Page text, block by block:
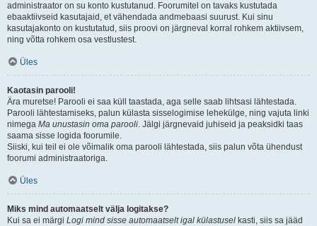
administraator on su konto kustutanud. Foorumitel on tavaks kustutada
ebaaktiivseid kasutajaid, et vähendada andmebaasi suurust. Kui sinu
kasutajakonto on kustutatud, siis proovi on järgneval korral rohkem aktiivsem,
ning võtta rohkem osa vestlustest.
Üles
Kaotasin parooli!
Ära muretse! Parooli ei saa küll taastada, aga selle saab lihtsasi lähtestada.
Parooli lähtestamiseks, palun külasta sisselogimise lehekülge, ning vajuta linki
nimega Ma unustasin oma parooli. Jälgi järgnevaid juhiseid ja peaksidki taas
saama sisse logida foorumile.
Siiski, kui teil ei ole võimalik oma parooli lähtestada, siis palun võta ühendust
foorumi administraatoriga.
Üles
Miks mind automaatselt välja logitakse?
Kui sa ei märgi Logi mind sisse automaatselt igal külastusel kasti, siis sa jääd